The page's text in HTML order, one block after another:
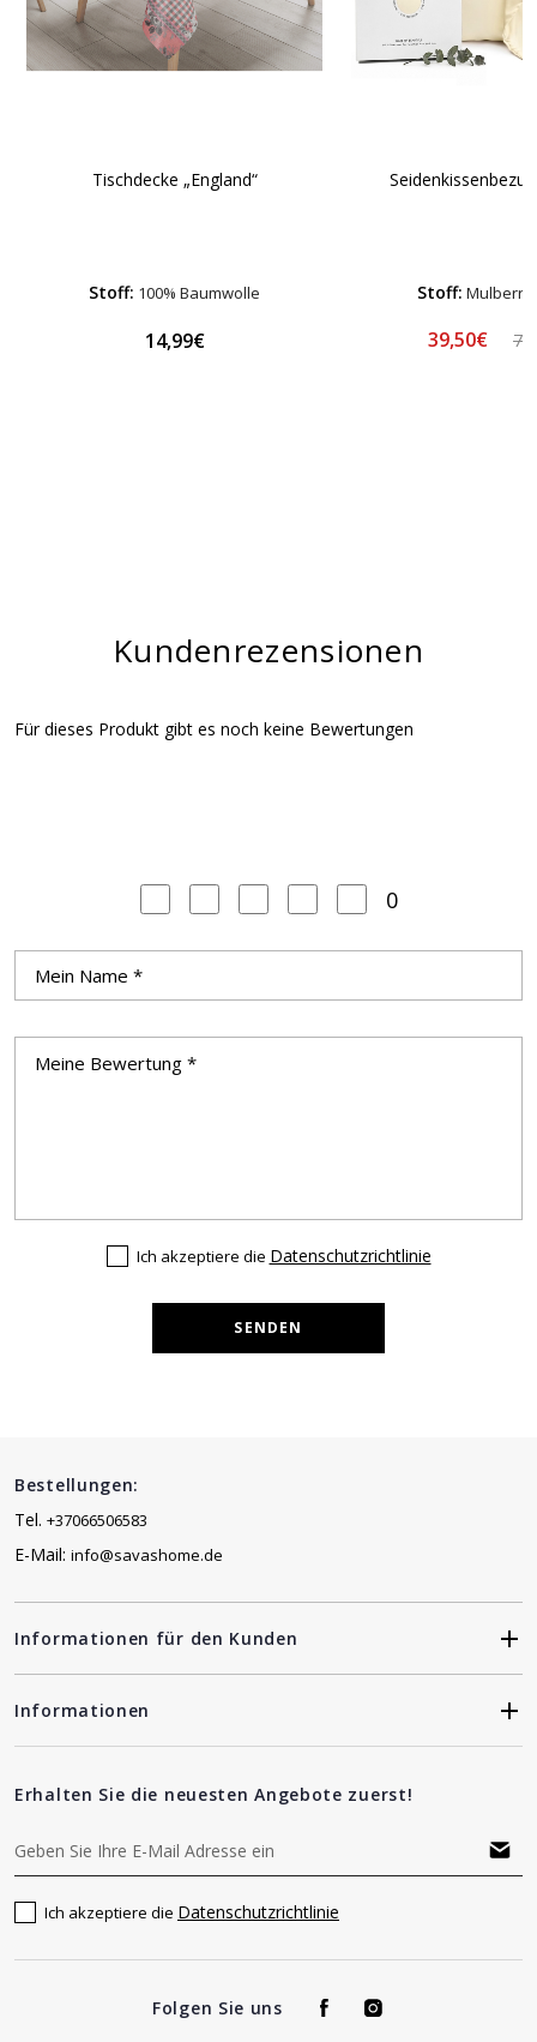
Tischdecke „England“
Stoff: 100% Baumwolle
14,99€
Stoff: Mulberry
39,50€
Kundenrezensionen
Für dieses Produkt gibt es noch keine Bewertungen
0
Ich akzeptiere die Datenschutzrichtlinie
SENDEN
Bestellungen:
Tel. +37066506583
E-Mail: info@savashome.de
Informationen für den Kunden
Informationen
Erhalten Sie die neuesten Angebote zuerst!
Ich akzeptiere die Datenschutzrichtlinie
Folgen Sie uns